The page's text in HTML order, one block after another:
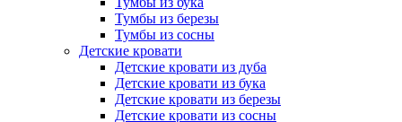
Тумбы из березы
Тумбы из сосны
Детские кровати
Детские кровати из дуба
Детские кровати из бука
Детские кровати из березы
Детские кровати из сосны